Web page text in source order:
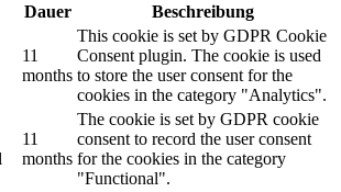
Dauer Beschreibung
11
months
This cookie is set by GDPR Cookie
Consent plugin. The cookie is used
to store the user consent for the
cookies in the category "Analytics".
11
months
The cookie is set by GDPR cookie
consent to record the user consent
for the cookies in the category
"Functional".